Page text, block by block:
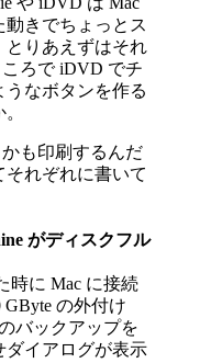
きでちょっとス
とりあえずはそれ
ろで iDVD でチ
なボタンを作る
も印刷するんだ
れぞれに書いて
がディスクフル
時に Mac に接続
GByte の外付け
バックアップを
ダイアログが表示